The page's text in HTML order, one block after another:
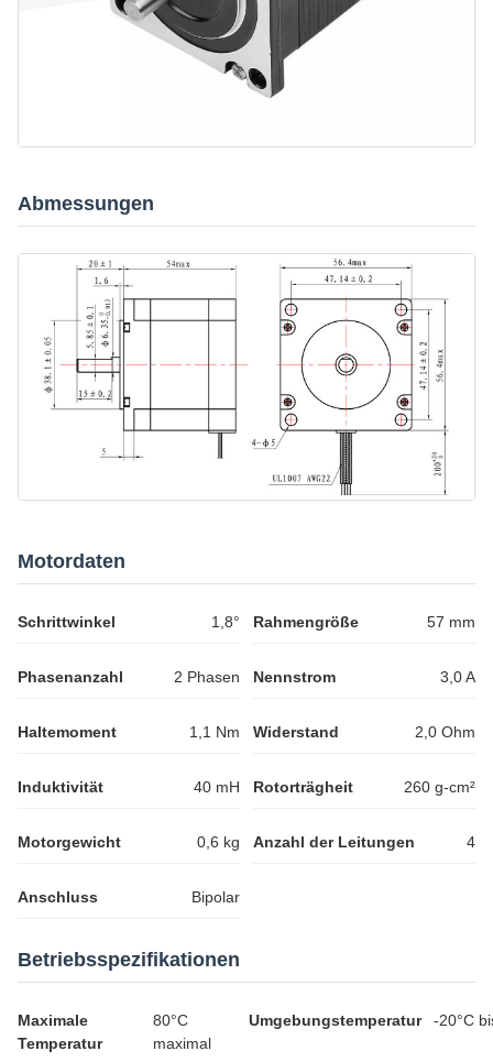
Abmessungen
Motordaten
Schrittwinkel 1,8° Rahmengröße 57 mm
Phasenanzahl 2 Phasen Nennstrom 3,0 A
Haltemoment 1,1 Nm Widerstand 2,0 Ohm
Induktivität 40 mH Rotorträgheit 260 g-cm²
Motorgewicht 0,6 kg Anzahl der Leitungen 4
Anschluss Bipolar
Betriebsspezifikationen
Maximale
Temperatur
80°C
maximal
Umgebungstemperatur -20°C